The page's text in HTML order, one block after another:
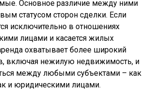
Основное различие между ними
статусом сторон сделки. Если
исключительно в отношениях
лицами и касается жилых
охватывает более широкий
включая нежилую недвижимость, и
между любыми субъектами – как
и юридическими лицами.